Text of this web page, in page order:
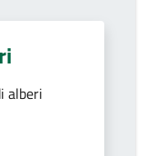
alberi